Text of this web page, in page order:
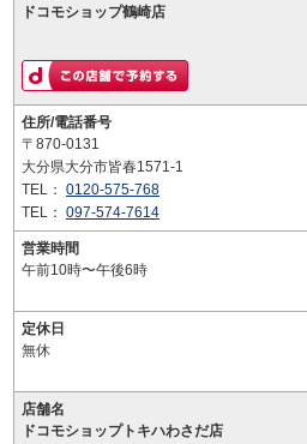
ドコモショップ鶴崎店
住所/電話番号
〒870-0131
大分県大分市皆春1571-1
TEL： 0120-575-768
TEL： 097-574-7614
営業時間
午前10時〜午後6時
定休日
無休
店舗名
ドコモショップトキハわさだ店